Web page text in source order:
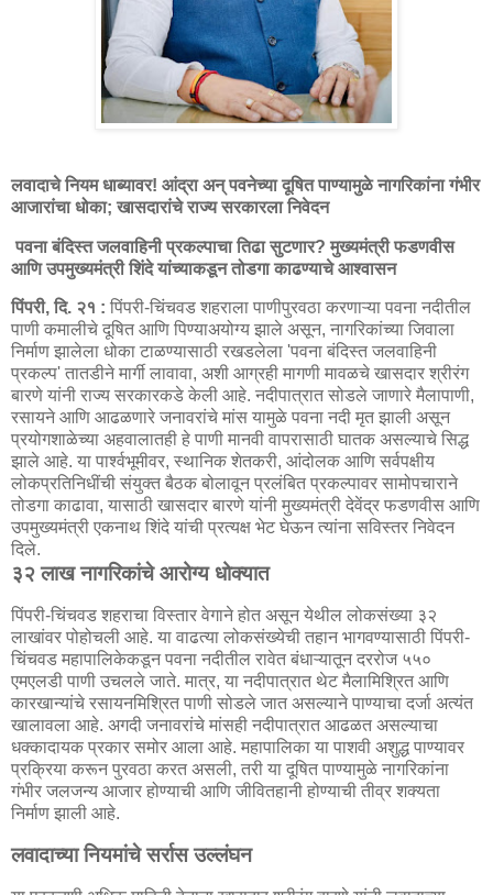
लवादाचे नियम धाब्यावर! आंद्रा अन् पवनेच्या दूषित पाण्यामुळे नागरिकांना गंभीर
आजारांचा धोका; खासदारांचे राज्य सरकारला निवेदन
पवना बंदिस्त जलवाहिनी प्रकल्पाचा तिढा सुटणार? मुख्यमंत्री फडणवीस
आणि उपमुख्यमंत्री शिंदे यांच्याकडून तोडगा काढण्याचे आश्वासन
पिंपरी, दि. २१ : पिंपरी-चिंचवड शहराला पाणीपुरवठा करणाऱ्या पवना नदीतील
पाणी कमालीचे दूषित आणि पिण्याअयोग्य झाले असून, नागरिकांच्या जिवाला
निर्माण झालेला धोका टाळण्यासाठी रखडलेला 'पवना बंदिस्त जलवाहिनी
प्रकल्प' तातडीने मार्गी लावावा, अशी आग्रही मागणी मावळचे खासदार श्रीरंग
बारणे यांनी राज्य सरकारकडे केली आहे. नदीपात्रात सोडले जाणारे मैलापाणी,
रसायने आणि आढळणारे जनावरांचे मांस यामुळे पवना नदी मृत झाली असून
प्रयोगशाळेच्या अहवालातही हे पाणी मानवी वापरासाठी घातक असल्याचे सिद्ध
झाले आहे. या पार्श्वभूमीवर, स्थानिक शेतकरी, आंदोलक आणि सर्वपक्षीय
लोकप्रतिनिधींची संयुक्त बैठक बोलावून प्रलंबित प्रकल्पावर सामोपचाराने
तोडगा काढावा, यासाठी खासदार बारणे यांनी मुख्यमंत्री देवेंद्र फडणवीस आणि
उपमुख्यमंत्री एकनाथ शिंदे यांची प्रत्यक्ष भेट घेऊन त्यांना सविस्तर निवेदन
दिले.
३२ लाख नागरिकांचे आरोग्य धोक्यात
पिंपरी-चिंचवड शहराचा विस्तार वेगाने होत असून येथील लोकसंख्या ३२
लाखांवर पोहोचली आहे. या वाढत्या लोकसंख्येची तहान भागवण्यासाठी पिंपरी-
चिंचवड महापालिकेकडून पवना नदीतील रावेत बंधाऱ्यातून दररोज ५५०
एमएलडी पाणी उचलले जाते. मात्र, या नदीपात्रात थेट मैलामिश्रित आणि
कारखान्यांचे रसायनमिश्रित पाणी सोडले जात असल्याने पाण्याचा दर्जा अत्यंत
खालावला आहे. अगदी जनावरांचे मांसही नदीपात्रात आढळत असल्याचा
धक्कादायक प्रकार समोर आला आहे. महापालिका या पाशवी अशुद्ध पाण्यावर
प्रक्रिया करून पुरवठा करत असली, तरी या दूषित पाण्यामुळे नागरिकांना
गंभीर जलजन्य आजार होण्याची आणि जीवितहानी होण्याची तीव्र शक्यता
निर्माण झाली आहे.
लवादाच्या नियमांचे सर्रास उल्लंघन